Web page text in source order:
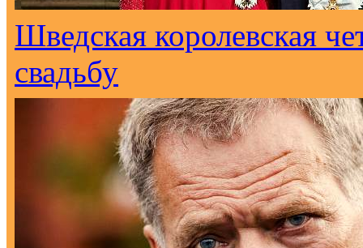
Шведская королевская
свадьбу